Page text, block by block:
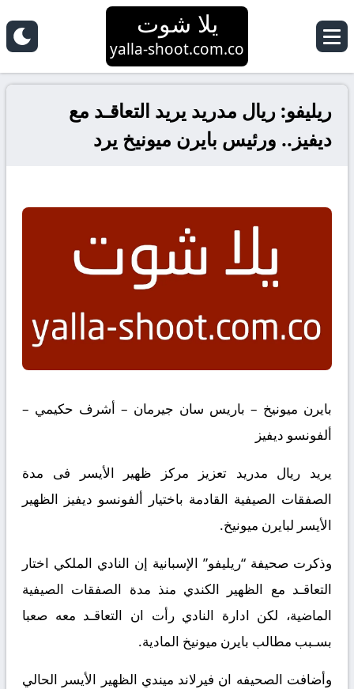
يلا شوت
yalla-shoot.com.co
ريليفو: ريال مدريد يريد التعاقـد مع
ديفيز.. ورئيس بايرن ميونيخ يرد
بايرن ميونيخ – باريس سان جيرمان – أشرف حكيمي –
ألفونسو ديفيز
يريد ريال مدريد تعزيز مركز ظهير الأيسر فى مدة
الصفقات الصيفية القادمة باختيار ألفونسو ديفيز الظهير
الأيسر لبايرن ميونيخ.
وذكرت صحيفة “ريليفو” الإسبانية إن النادي الملكي اختار
التعاقـد مع الظهير الكندي منذ مدة الصفقات الصيفية
الماضية، لكن ادارة النادي رأت ان التعاقـد معه صعبا
بسـبب مطالب بايرن ميونيخ المادية.
وأضافت الصحيفه ان فيرلاند ميندي الظهير الأيسر الحالي